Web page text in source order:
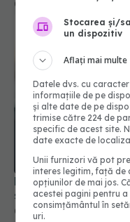
Peste 95% dintre
sunt cauzate de
08 oct 2025, 16:30
Stocarea și/
un dispozitiv
Aflați mai multe
Datele dvs. cu
informațiile de pe
și alte date de pe
trimise către 224 de
specific de acest site.
date exacte de
Unii furnizori vă pot
interes legitim, față de
opțiunilor de mai jos.
acestei pagini pentru
consimțământul în
uri.